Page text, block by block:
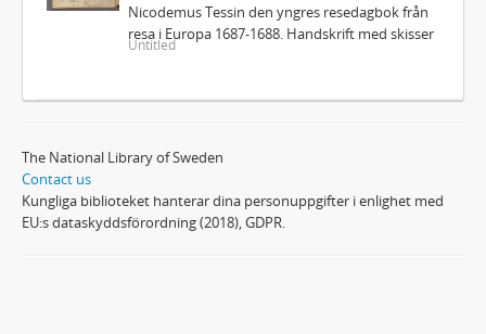
Nicodemus Tessin den yngres resedagbok från
resa i Europa 1687-1688. Handskrift med skisser
Untitled
The National Library of Sweden
Contact us
Kungliga biblioteket hanterar dina personuppgifter i enlighet med
EU:s dataskyddsförordning (2018), GDPR.